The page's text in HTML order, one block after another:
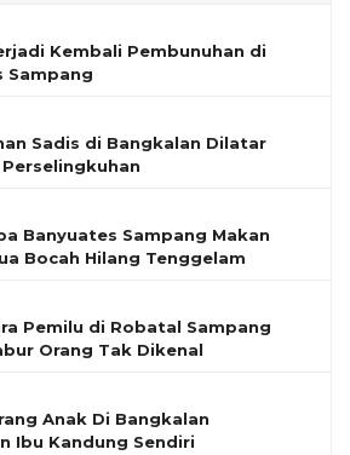
Kembali Pembunuhan di
Sampang
Sadis di Bangkalan Dilatar
Banyuates Sampang Makan
Bocah Hilang Tenggelam
Pemilu di Robatal Sampang
Orang Tak Dikenal
Anak Di Bangkalan
Ibu Kandung Sendiri